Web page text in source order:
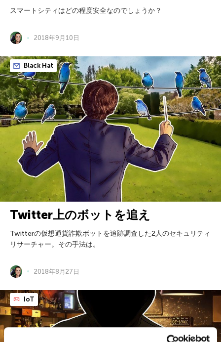
スマートシティはどの程度安全なのでしょうか？
2018年9月10日
Black Hat
Twitter上のボットを追え
Twitterの仮想通貨詐欺ボットを追跡調査した2人のセキュリティ
リサーチャー。その手法は。
2018年8月27日
IoT